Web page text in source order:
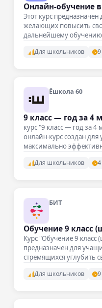
Онлайн-обучение в
Этот курс предназначен
желающих повысить
дальнейшему
Для школьников
Ёшкола 60
9 класс — год за 4
курс "9 класс — год за
онлайн-курс создан для
максимально
Для школьников
БИТ
Обучение 9 класс
Курс "Обучение 9
предназначен для
стремящихся углубить
Для школьников